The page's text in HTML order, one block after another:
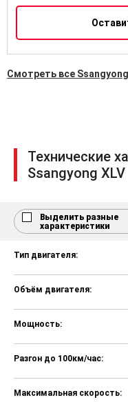
Подогрев
Датчик
Смотреть все
Технические
Ssangyong XLV
Выделить разные
характеристики
Тип двигателя:
Объём двигателя:
Мощность:
Разгон до 100км/час:
Максимальная скорость: